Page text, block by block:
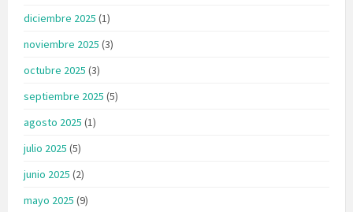
diciembre 2025 (1)
noviembre 2025 (3)
octubre 2025 (3)
septiembre 2025 (5)
agosto 2025 (1)
julio 2025 (5)
junio 2025 (2)
mayo 2025 (9)